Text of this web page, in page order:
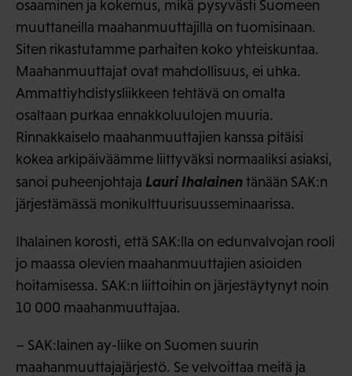
osaaminen ja kokemus, mikä pysyvästi Suomeen
muuttaneilla maahanmuuttajilla on tuomisinaan.
Siten rikastutamme parhaiten koko yhteiskuntaa.
Maahanmuuttajat ovat mahdollisuus, ei uhka.
Ammattiyhdistysliikkeen tehtävä on omalta
osaltaan purkaa ennakkoluulojen muuria.
Rinnakkaiselo maahanmuuttajien kanssa pitäisi
kokea arkipäiväämme liittyväksi normaaliksi asiaksi,
sanoi puheenjohtaja Lauri Ihalainentänään SAK:n
järjestämässä monikulttuurisuusseminaarissa.
Ihalainen korosti, että SAK:lla on edunvalvojan rooli
jo maassa olevien maahanmuuttajien asioiden
hoitamisessa. SAK:n liittoihin on järjestäytynyt noin
10 000 maahanmuuttajaa.
– SAK:lainen ay-liike on Suomen suurin
maahanmuuttajajärjestö. Se velvoittaa meitä ja